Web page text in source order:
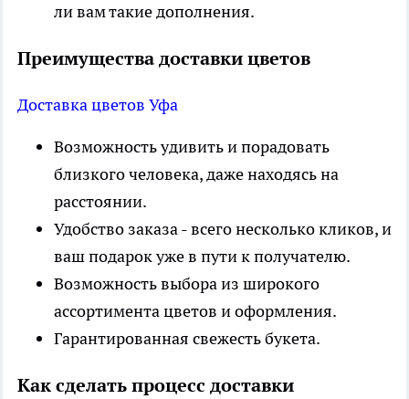
ли вам такие дополнения.
Преимущества доставки цветов
Доставка цветов Уфа
Возможность удивить и порадовать
близкого человека, даже находясь на
расстоянии.
Удобство заказа - всего несколько кликов, и
ваш подарок уже в пути к получателю.
Возможность выбора из широкого
ассортимента цветов и оформления.
Гарантированная свежесть букета.
Как сделать процесс доставки